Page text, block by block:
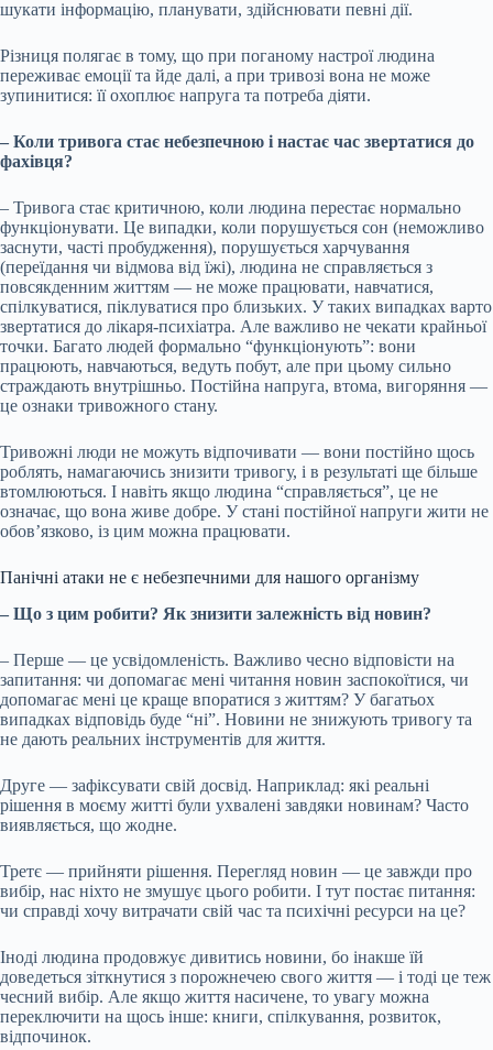
шукати інформацію, планувати, здійснювати певні дії.
Різниця полягає в тому, що при поганому настрої людина
переживає емоції та йде далі, а при тривозі вона не може
зупинитися: її охоплює напруга та потреба діяти.
– Коли тривога стає небезпечною і настає час звертатися до
фахівця?
– Тривога стає критичною, коли людина перестає нормально
функціонувати. Це випадки, коли порушується сон (неможливо
заснути, часті пробудження), порушується харчування
(переїдання чи відмова від їжі), людина не справляється з
повсякденним життям — не може працювати, навчатися,
спілкуватися, піклуватися про близьких. У таких випадках варто
звертатися до лікаря-психіатра. Але важливо не чекати крайньої
точки. Багато людей формально “функціонують”: вони
працюють, навчаються, ведуть побут, але при цьому сильно
страждають внутрішньо. Постійна напруга, втома, вигоряння —
це ознаки тривожного стану.
Тривожні люди не можуть відпочивати — вони постійно щось
роблять, намагаючись знизити тривогу, і в результаті ще більше
втомлюються. І навіть якщо людина “справляється”, це не
означає, що вона живе добре. У стані постійної напруги жити не
обов’язково, із цим можна працювати.
Панічні атаки не є небезпечними для нашого організму
– Що з цим робити? Як знизити залежність від новин?
– Перше — це усвідомленість. Важливо чесно відповісти на
запитання: чи допомагає мені читання новин заспокоїтися, чи
допомагає мені це краще впоратися з життям? У багатьох
випадках відповідь буде “ні”. Новини не знижують тривогу та
не дають реальних інструментів для життя.
Друге — зафіксувати свій досвід. Наприклад: які реальні
рішення в моєму житті були ухвалені завдяки новинам? Часто
виявляється, що жодне.
Третє — прийняти рішення. Перегляд новин — це завжди про
вибір, нас ніхто не змушує цього робити. І тут постає питання:
чи справді хочу витрачати свій час та психічні ресурси на це?
Іноді людина продовжує дивитись новини, бо інакше їй
доведеться зіткнутися з порожнечею свого життя — і тоді це теж
чесний вибір. Але якщо життя насичене, то увагу можна
переключити на щось інше: книги, спілкування, розвиток,
відпочинок.